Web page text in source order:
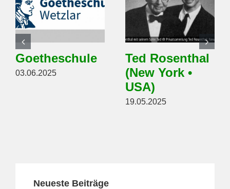
Goetheschule
03.06.2025
Ted Rosenthal
(New York •
USA)
19.05.2025
Neueste Beiträge